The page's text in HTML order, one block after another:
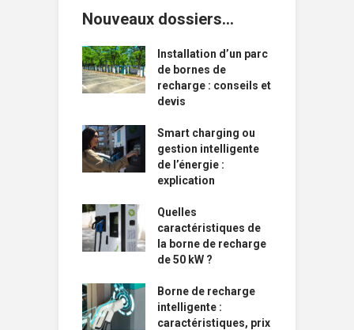
Nouveaux dossiers…
Installation d’un parc
de bornes de
recharge : conseils et
devis
Smart charging ou
gestion intelligente
de l’énergie :
explication
Quelles
caractéristiques de
la borne de recharge
de 50 kW ?
Borne de recharge
intelligente :
caractéristiques, prix